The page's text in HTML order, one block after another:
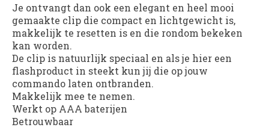
Je ontvangt dan ook een elegant en heel mooi
gemaakte clip die compact en lichtgewicht is,
makkelijk te resetten is en die rondom bekeken
kan worden.
De clip is natuurlijk speciaal en als je hier een
flashproduct in steekt kun jij die op jouw
commando laten ontbranden.
Makkelijk mee te nemen.
Werkt op AAA baterijen
Betrouwbaar